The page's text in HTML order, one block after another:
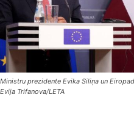
Ministru prezidente Evika Siliņa un
Evija Trifanova/LETA